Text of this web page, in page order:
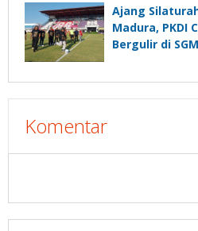
Ajang
Madura, PKDI
Bergulir di
Komentar